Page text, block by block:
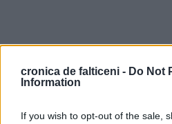
cronica de falticeni - Do Not
Information
If you wish to opt-out of the sale,